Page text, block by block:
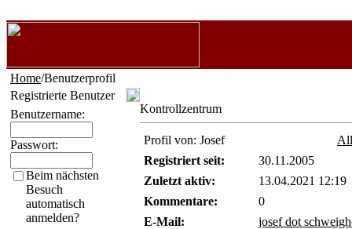
Home/Benutzerprofil
Registrierte Benutzer
Benutzername:
Passwort:
Beim nächsten
Besuch
automatisch
anmelden?
Kontrollzentrum
Profil von: Josef
Registriert seit:
30.11.2005
Zuletzt aktiv:
13.04.2021 12:19
Kommentare:
0
E-Mail:
josef dot